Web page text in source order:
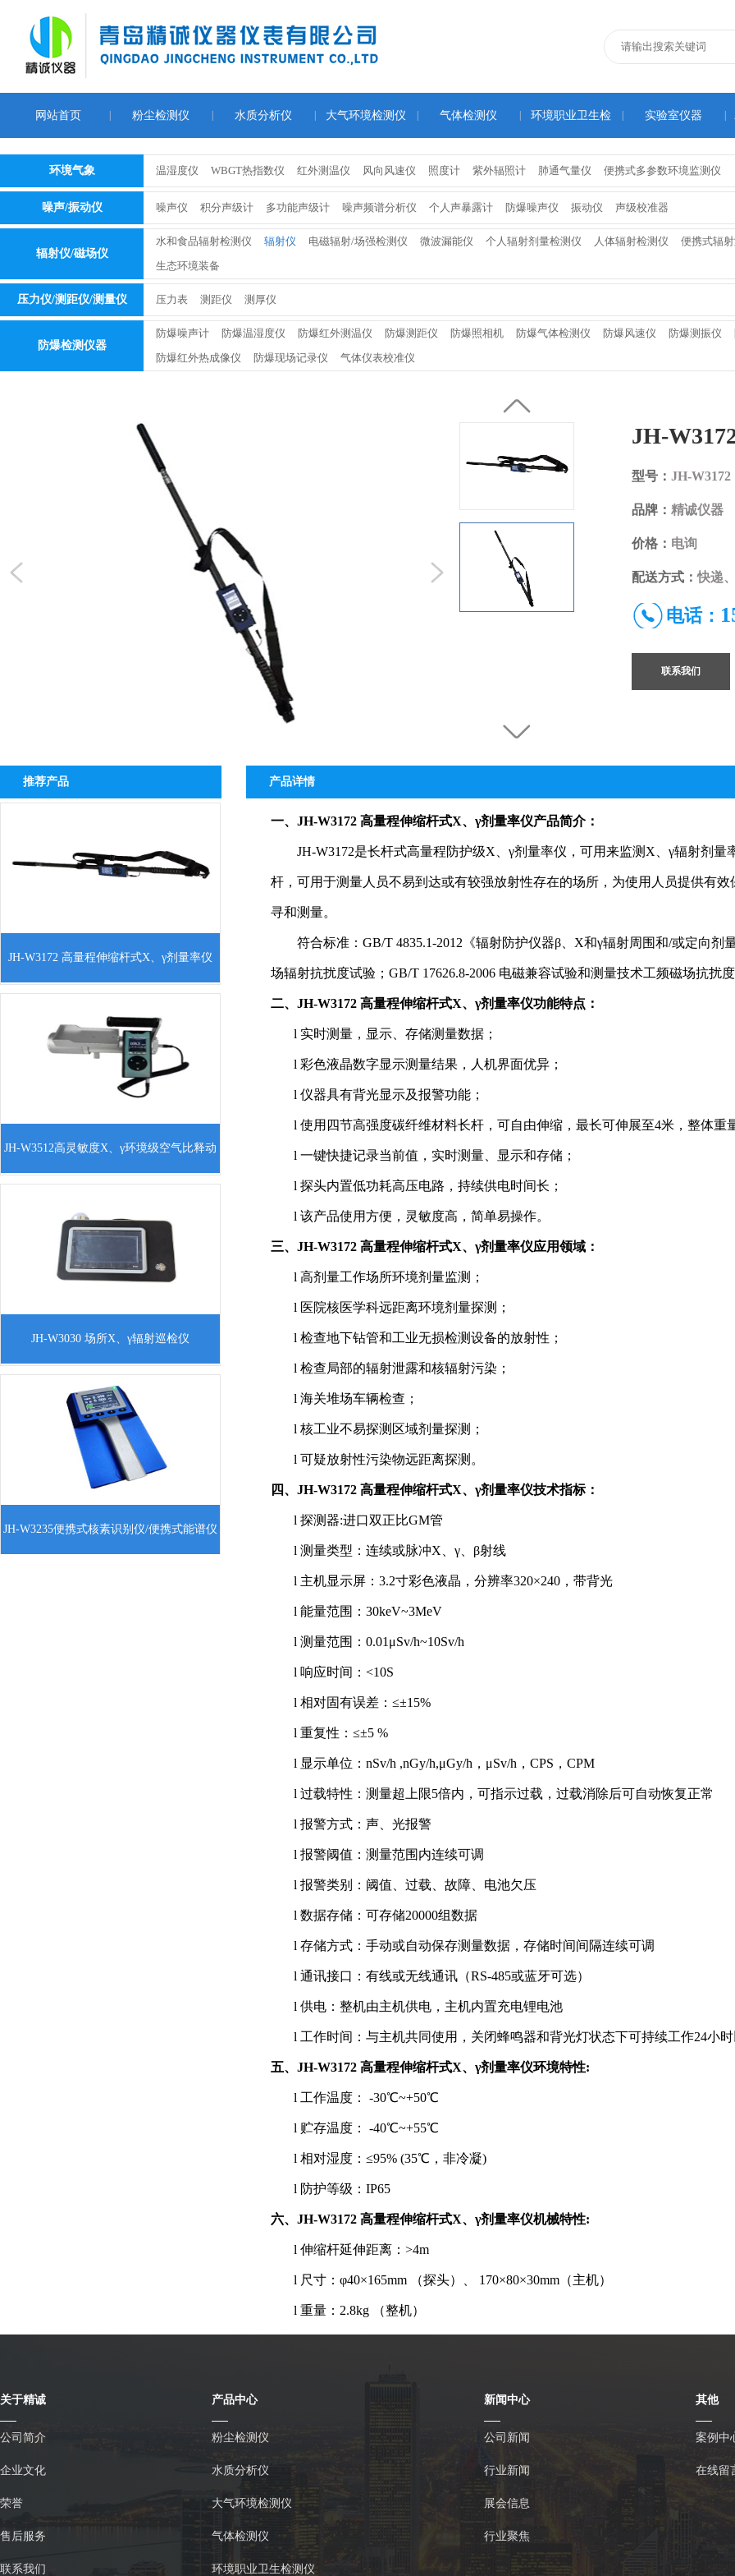
网站首页 粉尘检测仪 水质分析仪 大气环境检测仪 气体检测仪 环境职业卫生检 实验室仪器
环境气象 温湿度仪 WBGT热指数仪 红外测温仪 风向风速仪 照度计 紫外辐照计 肺通气量仪 便携式多参数环境监测仪
噪声/振动仪 噪声仪 积分声级计 多功能声级计 噪声频谱分析仪 个人声暴露计 防爆噪声仪 振动仪 声级校准器
辐射仪/磁场仪
水和食品辐射检测仪 辐射仪 电磁辐射/场强检测仪 微波漏能仪 个人辐射剂量检测仪 人体辐射检测仪
便携式辐
生态环境装备
压力仪/测距仪/测量仪 压力表 测距仪 测厚仪
防爆检测仪器
防爆噪声计 防爆温湿度仪 防爆红外测温仪 防爆测距仪 防爆照相机 防爆气体检测仪 防爆风速仪 防爆测振仪
防爆红外热成像仪
防爆现场记录仪 气体仪表校准仪
JH-
型号： JH-W3172
品牌： 精诚仪器
价格： 电询
配送方式：快递
电话：
联系我们
推荐产品
射剂量率和脉冲X、γ射线。用于各种γ辐
射场或环境γ辐射的监测工作。仪器配有伸
JH-W3172 高量程伸缩杆式X、γ剂量率仪
量，也可对辐射场所辐射防护水平进行检
测，应急场合查找隐藏的放射源。 是环
JH-W3512高灵敏度X、γ环境级空气比释动
和能量补偿功能GM计数管，探测精度
高，7英寸大显示屏，为场所工作人员提
供辐射剂量的监
JH-W3030 场所X、γ辐射巡检仪
JH-W3235便携式核素识别仪/便携式能谱仪
产品详情
一、JH-W3172 高量程伸缩杆式X、γ剂量率仪产品简介：
JH-W3172是长杆式高量程防护级X、γ剂量率仪，可用来监测X、γ辐射剂
杆，可用于测量人员不易到达或有较强放射性存在的场所，为使用人员提供有
寻和测量。
符合标准：GB/T 4835.1-2012《辐射防护仪器β、X和γ辐射周围和/或定向
场辐射抗扰度试验；GB/T 17626.8-2006 电磁兼容试验和测量技术工频磁场抗扰
二、JH-W3172 高量程伸缩杆式X、γ剂量率仪功能特点：
l 实时测量，显示、存储测量数据；
l 彩色液晶数字显示测量结果，人机界面优异；
l 仪器具有背光显示及报警功能；
l 使用四节高强度碳纤维材料长杆，可自由伸缩，最长可伸展至4米，整体重
l 一键快捷记录当前值，实时测量、显示和存储；
l 探头内置低功耗高压电路，持续供电时间长；
l 该产品使用方便，灵敏度高，简单易操作。
三、JH-W3172 高量程伸缩杆式X、γ剂量率仪应用领域：
l 高剂量工作场所环境剂量监测；
l 医院核医学科远距离环境剂量探测；
l 检查地下钻管和工业无损检测设备的放射性；
l 检查局部的辐射泄露和核辐射污染；
l 海关堆场车辆检查；
l 核工业不易探测区域剂量探测；
l 可疑放射性污染物远距离探测。
四、JH-W3172 高量程伸缩杆式X、γ剂量率仪技术指标：
l 探测器:进口双正比GM管
l 测量类型：连续或脉冲X、γ、β射线
l 主机显示屏：3.2寸彩色液晶，分辨率320×240，带背光
l 能量范围：30keV~3MeV
l 测量范围：0.01μSv/h~10Sv/h
l 响应时间：<10S
l 相对固有误差：≤±15%
l 重复性：≤±5 %
l 显示单位：nSv/h ,nGy/h,μGy/h，μSv/h，CPS，CPM
l 过载特性：测量超上限5倍内，可指示过载，过载消除后可自动恢复正常
l 报警方式：声、光报警
l 报警阈值：测量范围内连续可调
l 报警类别：阈值、过载、故障、电池欠压
l 数据存储：可存储20000组数据
l 存储方式：手动或自动保存测量数据，存储时间间隔连续可调
l 通讯接口：有线或无线通讯（RS-485或蓝牙可选）
l 供电：整机由主机供电，主机内置充电锂电池
l 工作时间：与主机共同使用，关闭蜂鸣器和背光灯状态下可持续工作24小
五、JH-W3172 高量程伸缩杆式X、γ剂量率仪环境特性:
l 工作温度： -30℃~+50℃
l 贮存温度： -40℃~+55℃
l 相对湿度：≤95% (35℃，非冷凝)
l 防护等级：IP65
六、JH-W3172 高量程伸缩杆式X、γ剂量率仪机械特性:
l 伸缩杆延伸距离：>4m
l 尺寸：φ40×165mm （探头）、 170×80×30mm（主机）
l 重量：2.8kg （整机）
关于精诚
公司简介
企业文化
荣誉
售后服务
联系我们
产品中心
粉尘检测仪
水质分析仪
大气环境检测仪
气体检测仪
环境职业卫生检测仪
新闻中心
公司新闻
行业新闻
展会信息
行业聚焦
其他
案例中
在线留